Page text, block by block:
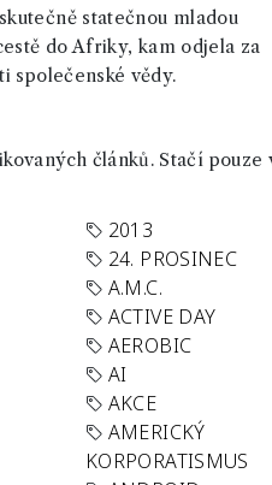
statečnou mladou
do Afriky, kam odjela za
společenské vědy.
článků. Stačí
2013
24. PROSINEC
A.M.C.
ACTIVE DAY
AEROBIC
AI
AKCE
AMERICKÝ
KORPORATISMUS